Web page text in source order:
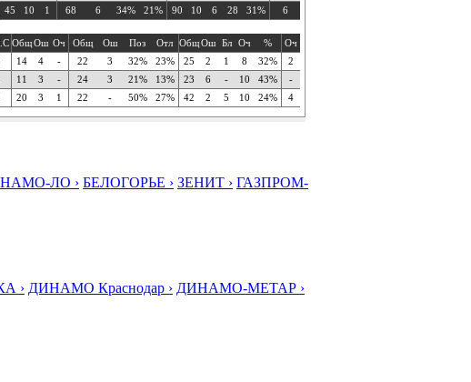
45 10 1 68 6 34% 21% 90 10 6 28 31% 6
ОбщОш Оч Общ Ош Поз Отл ОбщОш Бл Оч % Оч
14 4 - 22 3 32% 23% 25 2 1 8 32% 2
11 3 - 24 3 21% 13% 23 6 - 10 43% -
20 3 1 22 - 50% 27% 42 2 5 10 24% 4
ЛО › БЕЛОГОРЬЕ › ЗЕНИТ › ГАЗПРОМ-
› ДИНАМО Краснодар › ДИНАМО-МЕТАР ›